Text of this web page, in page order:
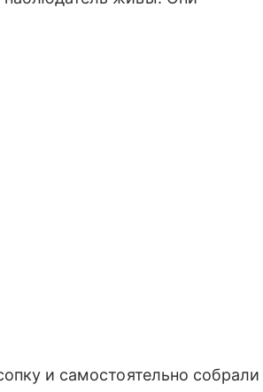
и самостоятельно собрали